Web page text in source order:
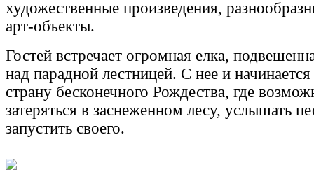
художественные произведения,
арт-объекты.
Гостей встречает огромная елка,
над парадной лестницей. С нее и
страну бесконечного Рождества, где
затеряться в заснеженном лесу, услышать
запустить своего.